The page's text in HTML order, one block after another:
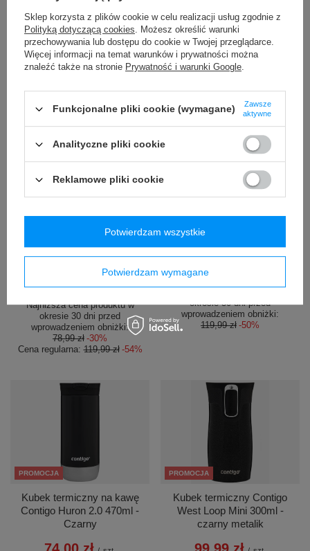
339,99 zł / szt. 19,99 zł / szt.
Najniższa cena produktu w
okresie 30 dni przed
wprowadzeniem obniżki:
29,99 zł -33%
Kubek termiczny na kawę
Vivacious
Najniższa cena produktu w
okresie 30 dni przed
wprowadzeniem obniżki:
78,99 zł -30%
Cena regularna:119,99 zł -54%
Kubek termiczny Contigo
59,70 zł
okresie 30 dni przed
wprowadzeniem obniżki:
119,99 zł -50%
PROMOCJA
Kubek termiczny na kawę
Contigo Huron 2.0 470ml -
Czarny
PROMOCJA
Kubek termiczny Contigo
West Loop Mini 300ml -
czarny metalik
Sklep korzysta z plików cookie w celu realizacji usług zgodnie z
Polityką dotyczącą cookies. Możesz określić warunki
przechowywania lub dostępu do cookie w Twojej przeglądarce.
Więcej informacji na temat warunków i prywatności można
znaleźć także na stronie Prywatność i warunki Google.
Funkcjonalne pliki cookie (wymagane)
Zawsze
aktywne
Analityczne pliki cookie
Reklamowe pliki cookie
Potwierdzam wymagane
Potwierdzam wszystkie